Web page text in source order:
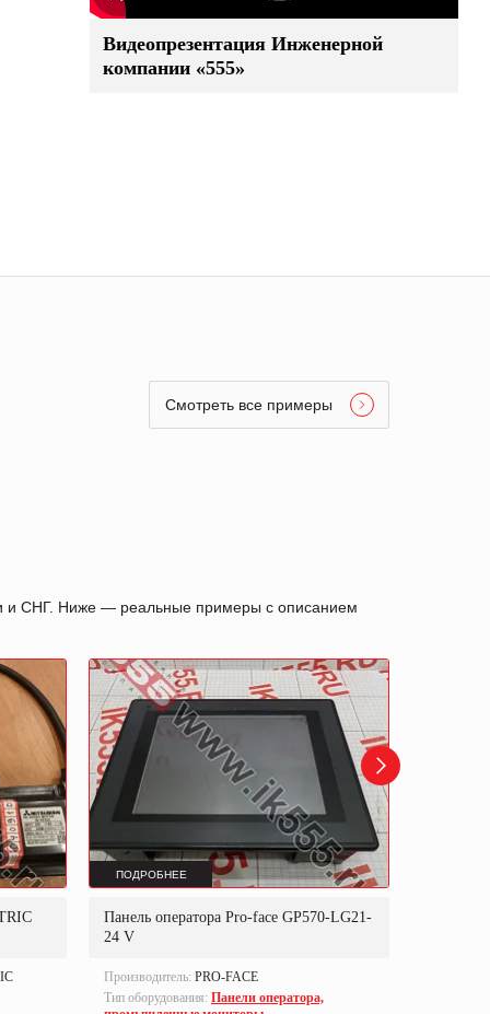
Видеопрезентация Инженерной
компании «555»
Смотреть все примеры
и СНГ. Ниже — реальные примеры с описанием
ПОДРОБНЕЕ
Панель оператора Pro-face GP570-LG21-
24 V
Производитель: PRO-FACE
Тип оборудования: Панели оператора,